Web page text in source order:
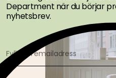
Department när du börjar
nyhetsbrev.